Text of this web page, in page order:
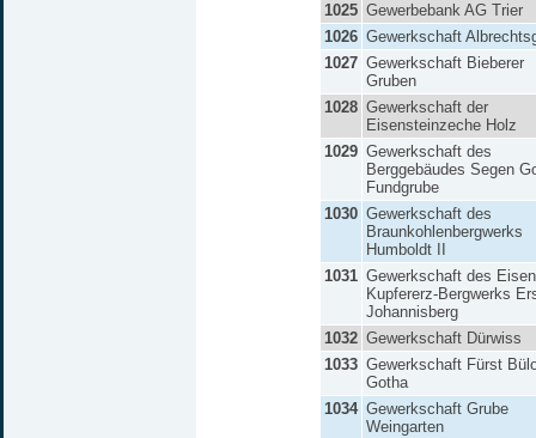
1025 Gewerbebank AG Trier
1026 Gewerkschaft
1027 Gewerkschaft Bieberer
Gruben
1028 Gewerkschaft der
Eisensteinzeche Holz
1029 Gewerkschaft des
Berggebäudes Segen
Fundgrube
1030 Gewerkschaft des
Braunkohlenbergwerks
Humboldt II
1031 Gewerkschaft des
Kupfererz-Bergwerks
Johannisberg
1032 Gewerkschaft Dürwiss
1033 Gewerkschaft Fürst
Gotha
1034 Gewerkschaft Grube
Weingarten